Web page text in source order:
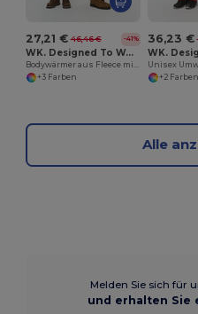
27,21 € 46,46 € -41%
WK. Designed To Work WK610
+3 Farben
36,23 €
+2 Farben
Alle
Melden Sie sich für
und erhalten Sie